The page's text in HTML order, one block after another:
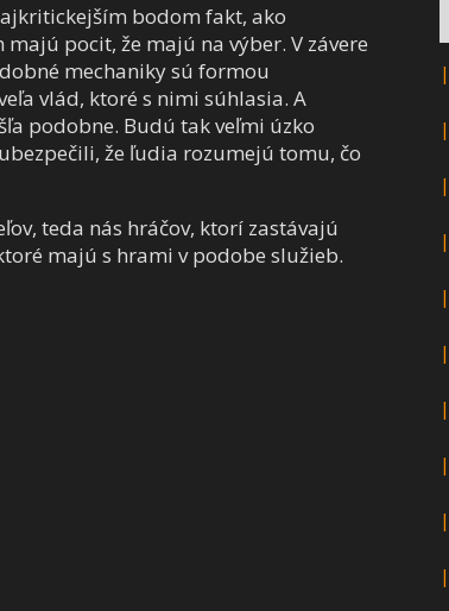
bodom fakt, ako
pocit, že majú na výber. V závere
mechaniky sú formou
vlád, ktoré s nimi súhlasia. A
podobne. Budú tak veľmi úzko
že ľudia rozumejú tomu, čo
teda nás hráčov, ktorí zastávajú
majú s hrami v podobe služieb.
|
|
|
|
|
|
|
|
|
|